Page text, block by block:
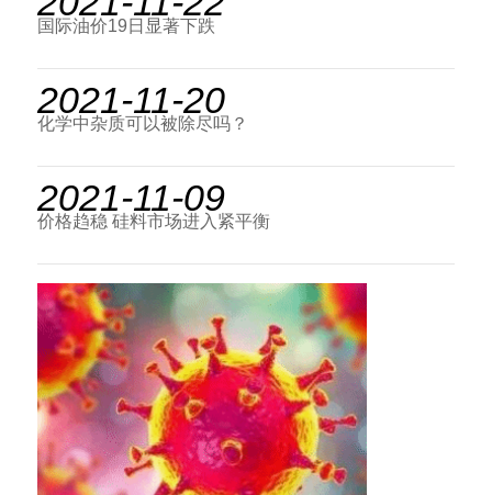
国际油价19日显著下跌
2021-11-20
化学中杂质可以被除尽吗？
2021-11-09
价格趋稳 硅料市场进入紧平衡